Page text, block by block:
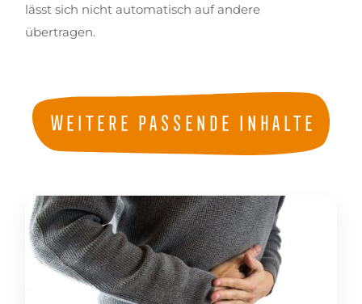
lässt sich nicht automatisch auf andere
übertragen.
Weitere passende Inhalte